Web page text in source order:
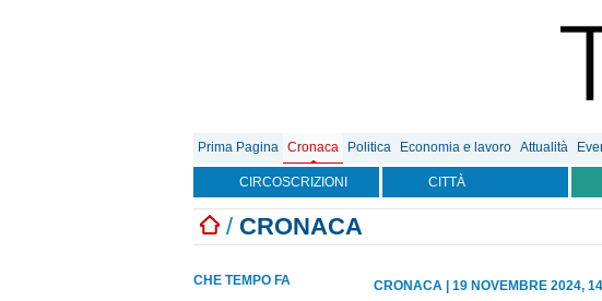
Prima Pagina Cronaca Politica Economia e lavoro Attualità
CIRCOSCRIZIONI CITTÀ
/ CRONACA
CHE TEMPO FA CRONACA 19 NOVEMBRE 2024,